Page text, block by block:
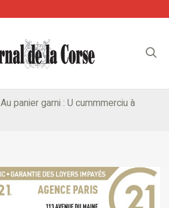
Au panier garni : U cummmerciu à